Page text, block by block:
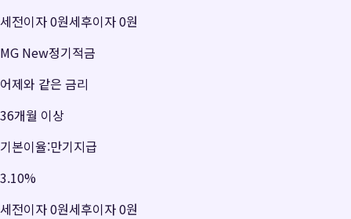
세전이자0원세후이자0원
MG New정기적금
어제와 같은 금리
36개월 이상
기본이율:만기지급
3.10%
세전이자0원세후이자0원